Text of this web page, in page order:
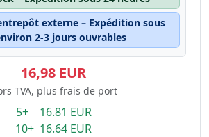
externe – Expédition sous
2-3 jours ouvrables
16,98 EUR
TVA, plus frais de port
5+ 16.81 EUR
10+ 16.64 EUR